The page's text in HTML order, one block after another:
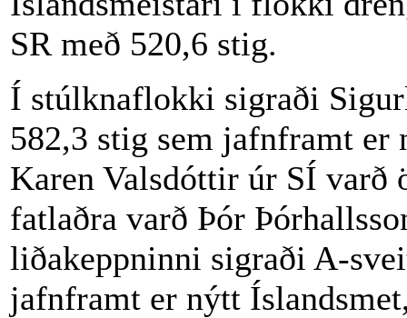
SR með 520,6 stig.
Í stúlknaflokki sigraði
582,3 stig sem jafnframt
Karen Valsdóttir úr SÍ
fatlaðra varð Þór
liðakeppninni sigraði A-
jafnframt er nýtt